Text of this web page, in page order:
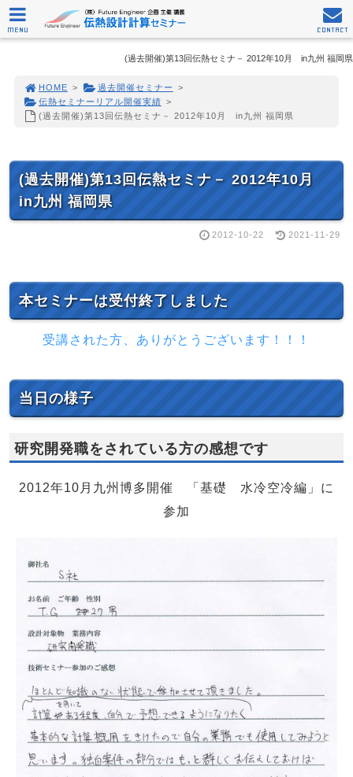
(過去開催)第13回伝熱セミナ－ 2012年10月 in九州 福岡県
HOME > 過去開催セミナー
>
伝熱セミナーリアル開催実績 >
(過去開催)第13回伝熱セミナ－ 2012年10月 in九州 福岡県
(過去開催)第13回伝熱セミナ－ 2012年10月
in九州 福岡県
2012-10-22 2021-11-29
本セミナーは受付終了しました
受講された方、ありがとうございます！！！
当日の様子
研究開発職をされている方の感想です
2012年10月九州博多開催 「基礎 水冷空冷編」に
参加
MENU CONTACT